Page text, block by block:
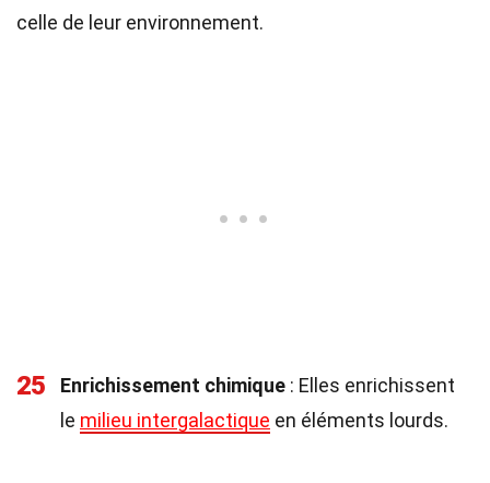
celle de leur environnement.
25 Enrichissement chimique : Elles enrichissent
le milieu intergalactique en éléments lourds.